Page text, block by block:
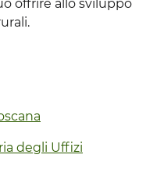
offrire allo sviluppo
degli Uffizi